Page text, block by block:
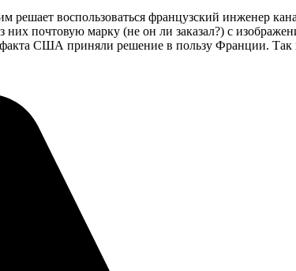
воспользоваться французский инженер
почтовую марку (не он ли заказал?) с
факта США приняли решение в пользу Франции.